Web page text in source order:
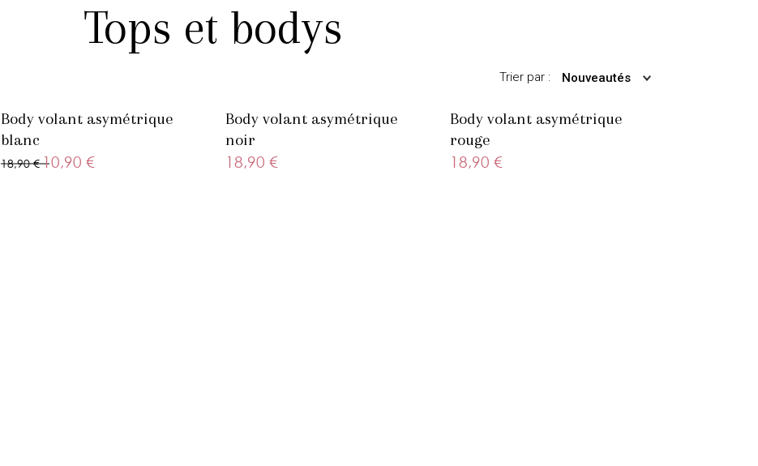
Tops et bodys
Trier par : Nouveautés
Body volant asymétrique
blanc
18,90 €10,90 €
Body volant asymétrique
noir
18,90 €
Body volant asymétrique
rouge
18,90 €